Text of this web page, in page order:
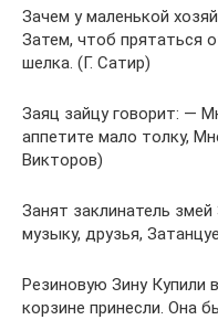
Зачем у маленькой
Затем, чтоб прятаться
шелка. (Г. Сатир)
Заяц зайцу говорит: —
аппетите мало толку,
Викторов)
Занят заклинатель
музыку, друзья,
Резиновую Зину Купили
корзине принесли. Она